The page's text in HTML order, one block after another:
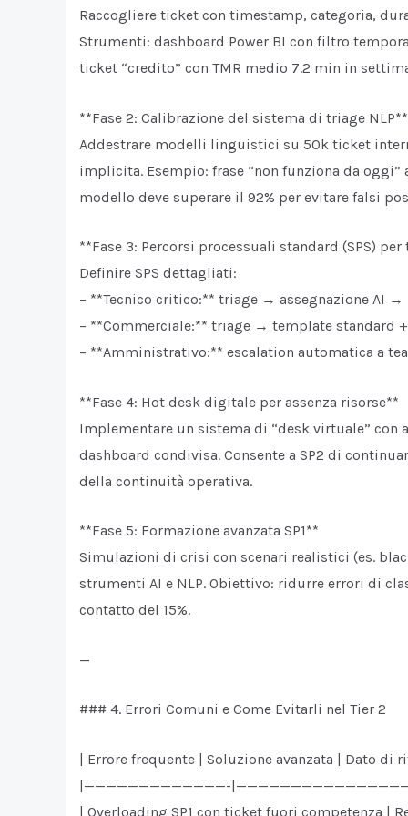
Raccogliere ticket con timestamp, categoria,
Strumenti: dashboard Power BI con filtro
ticket “credito” con TMR medio 7.2 min in
**Fase 2: Calibrazione del sistema di triage NLP**
Addestrare modelli linguistici su 50k ticket
implicita. Esempio: frase “non funziona da
modello deve superare il 92% per evitare falsi
**Fase 3: Percorsi processuali standard (SPS)
Definire SPS dettagliati:
– **Tecnico critico:** triage → assegnazione AI
– **Commerciale:** triage → template standard
– **Amministrativo:** escalation automatica a
**Fase 4: Hot desk digitale per assenza risorse**
Implementare un sistema di “desk virtuale” con
dashboard condivisa. Consente a SP2 di
della continuità operativa.
**Fase 5: Formazione avanzata SP1**
Simulazioni di crisi con scenari realistici (es.
strumenti AI e NLP. Obiettivo: ridurre errori di
contatto del 15%.
—
### 4. Errori Comuni e Come Evitarli nel Tier 2
| Errore frequente | Soluzione avanzata | Dato di
|—————————————-
| Overloading SP1 con ticket fuori competenza |